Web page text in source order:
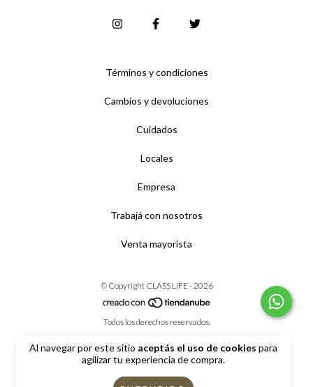
Al navegar por este sitio aceptás el uso de cookies para
agilizar tu experiencia de compra.
Términos y condiciones
Cambios y devoluciones
Cuidados
Locales
Empresa
Trabajá con nosotros
Venta mayorista
© Copyright CLASS LIFE - 2026
Todos los derechos reservados.
Defensa de las y los consumidores. Para reclamos